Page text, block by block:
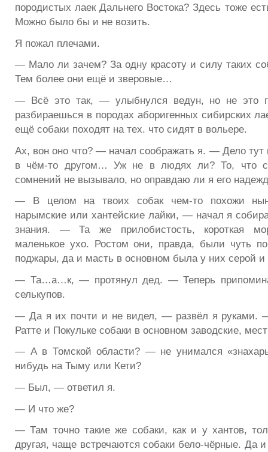
породистых лаек Дальнего Востока? Здесь тоже
Можно было бы и не возить.
Я пожал плечами.
— Мало ли зачем? За одну красоту и силу таких
Тем более они ещё и зверовые…
— Всё это так, — улыбнулся ведун, но не это
разбираешься в породах аборигенных сибирских
ещё собаки походят на тех. что сидят в вольере.
Ах, вон оно что? — начал соображать я. — Дело тут
в чём-то другом… Уж не в людях ли? То, что
сомнений не вызывало, но оправдаю ли я его
— В целом на твоих собак чем-то похожи
нарымские или хантейские лайки, — начал я
знания. — Та же прилобистость, короткая
маленькое ухо. Ростом они, правда, были чуть
поджары, да и масть в основном была у них серой
— Та…а…к, — протянул дед. — Теперь
селькупов.
— Да я их почти и не видел, — развёл я руками.
Ратте и Покульке собаки в основном заводские,
— А в Томской области? — не унимался
нибудь на Тыму или Кети?
— Был, — ответил я.
— И что же?
— Там точно такие же собаки, как и у хантов,
другая, чаще встречаются собаки бело-чёрные. Да